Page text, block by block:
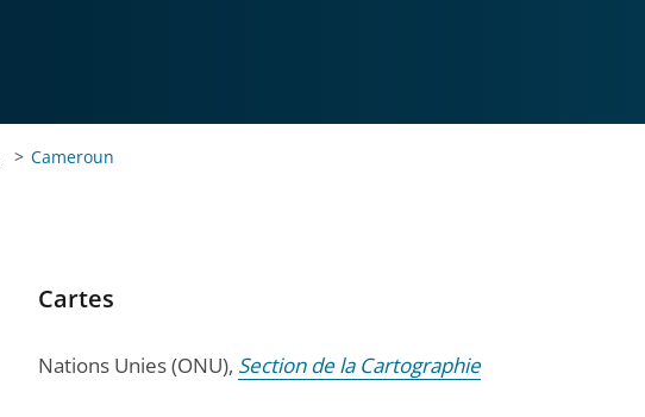
Cameroun
Cartes
Nations Unies (ONU), Section de la Cartographie